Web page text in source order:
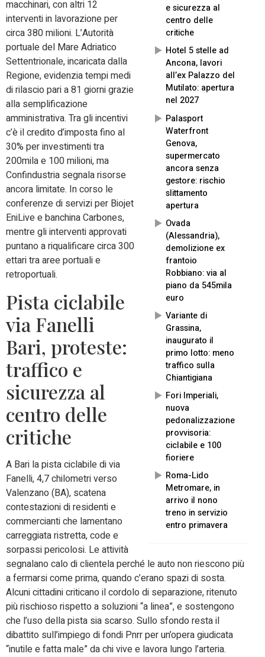
e sicurezza al
centro delle
critiche
Hotel 5 stelle ad
Ancona, lavori
all’ex Palazzo del
Mutilato: apertura
nel 2027
Palasport
Waterfront
Genova,
supermercato
ancora senza
gestore: rischio
slittamento
apertura
Ovada
(Alessandria),
demolizione ex
frantoio
Robbiano: via al
piano da 545mila
euro
Variante di
Grassina,
inaugurato il
primo lotto: meno
traffico sulla
Chiantigiana
Fori Imperiali,
nuova
pedonalizzazione
provvisoria:
ciclabile e 100
fioriere
Roma-Lido
Metromare, in
arrivo il nono
treno in servizio
entro primavera
macchinari, con altri 12
interventi in lavorazione per
circa 380 milioni. L’Autorità
portuale del Mare Adriatico
Settentrionale, incaricata dalla
Regione, evidenzia tempi medi
di rilascio pari a 81 giorni grazie
alla semplificazione
amministrativa. Tra gli incentivi
c’è il credito d’imposta fino al
30% per investimenti tra
200mila e 100 milioni, ma
Confindustria segnala risorse
ancora limitate. In corso le
conferenze di servizi per Biojet
EniLive e banchina Carbones,
mentre gli interventi approvati
puntano a riqualificare circa 300
ettari tra aree portuali e
retroportuali.
Pista ciclabile
via Fanelli
Bari, proteste:
traffico e
sicurezza al
centro delle
critiche
A Bari la pista ciclabile di via
Fanelli, 4,7 chilometri verso
Valenzano (BA), scatena
contestazioni di residenti e
commercianti che lamentano
carreggiata ristretta, code e
sorpassi pericolosi. Le attività
segnalano calo di clientela perché le auto non riescono più
a fermarsi come prima, quando c’erano spazi di sosta.
Alcuni cittadini criticano il cordolo di separazione, ritenuto
più rischioso rispetto a soluzioni “a linea”, e sostengono
che l’uso della pista sia scarso. Sullo sfondo resta il
dibattito sull’impiego di fondi Pnrr per un’opera giudicata
“inutile e fatta male” da chi vive e lavora lungo l’arteria.